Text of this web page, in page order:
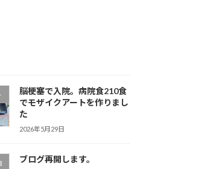
脳梗塞で入院。病院食210食
でモザイクアートを作りまし
た
2026年5月29日
ブログ再開します。